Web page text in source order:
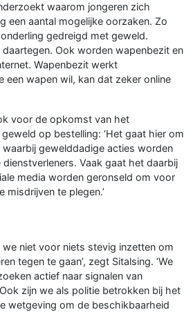
waarom jongeren zich
een aantal mogelijke oorzaken. Zo
gedreigd met geweld.
daartegen. Ook worden wapenbezit en
Wapenbezit werkt
een wapen wil, kan dat zeker online
voor de opkomst van het
op bestelling: ‘Het gaat hier om
waarbij gewelddadige acties worden
Vaak gaat het daarbij
media worden geronseld om voor
misdrijven te plegen.’
we niet voor niets stevig inzetten om
tegen te gaan’, zegt Sitalsing. ‘We
actief naar signalen van
zijn we als politie betrokken bij het
wetgeving om de beschikbaarheid